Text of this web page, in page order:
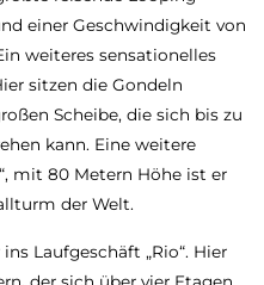
einer Geschwindigkeit von
weiteres sensationelles
sitzen die Gondeln
Scheibe, die sich bis zu
kann. Eine weitere
mit 80 Metern Höhe ist er
der Welt.
Laufgeschäft „Rio“. Hier